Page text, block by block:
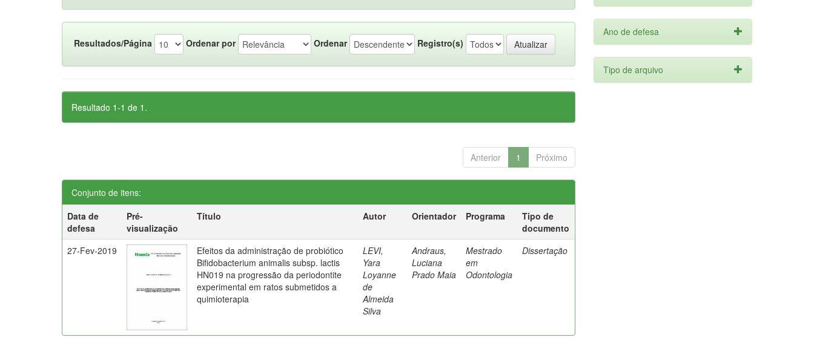
Resultados/Página Ordenar por Ordenar Registro(s)
Resultado 1-1 de 1.
Anterior 1 Próximo
Conjunto de itens:
Data de
defesa
Pré-
visualização
Título Autor Orientador Programa
Tipo de
documento
27-Fev-2019
Efeitos da administração de probiótico
Bifidobacterium animalis subsp. lactis
HN019 na progressão da periodontite
experimental em ratos submetidos a
quimioterapia
LEVI,
Yara
Loyanne
de
Almeida
Silva
Andraus,
Luciana
Prado Maia
Mestrado
em
Odontologia
Dissertação
Ano de defesa
Tipo de arquivo